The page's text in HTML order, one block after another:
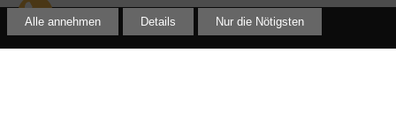
Alle annehmen Details Nur die Nötigsten